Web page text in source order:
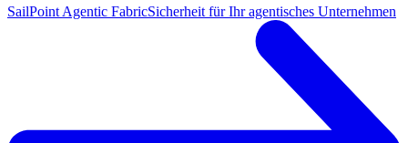
SailPoint Agentic FabricSicherheit für Ihr agentisches Unternehmen